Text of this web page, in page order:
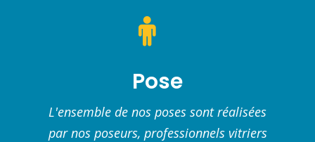
Pose
L'ensemble de nos poses sont réalisées
par nos poseurs, professionnels vitriers